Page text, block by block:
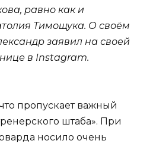
равно как и
Тимощука. О своём
заявил на своей
в Instagram.
пропускает важный
штаба». При
носило очень